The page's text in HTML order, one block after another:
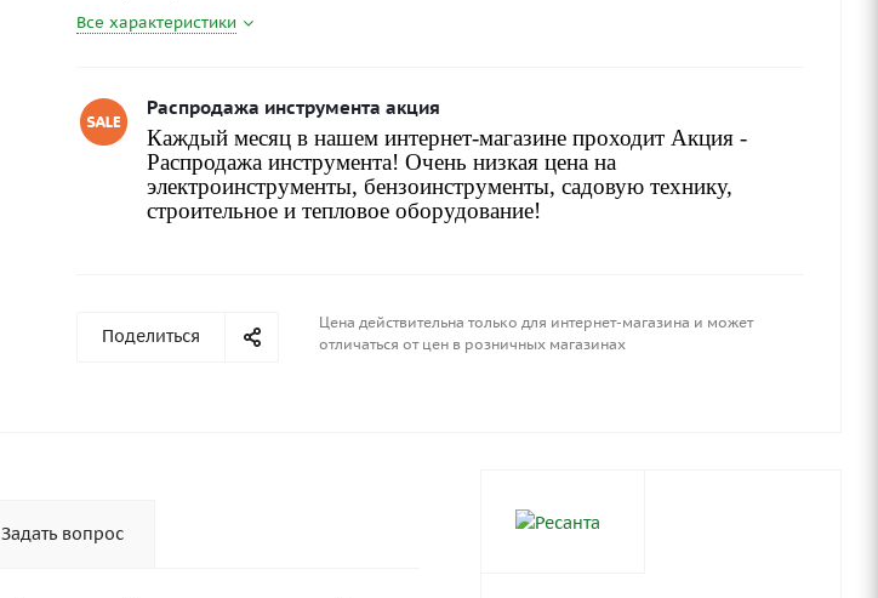
Все характеристики
Распродажа инструмента акция
Каждый месяц в нашем интернет-магазине проходит Акция -
Распродажа инструмента! Очень низкая цена на
электроинструменты, бензоинструменты, садовую технику,
строительное и тепловое оборудование!
Поделиться
Цена действительна только для интернет-магазина и может
отличаться от цен в розничных магазинах
Задать вопрос